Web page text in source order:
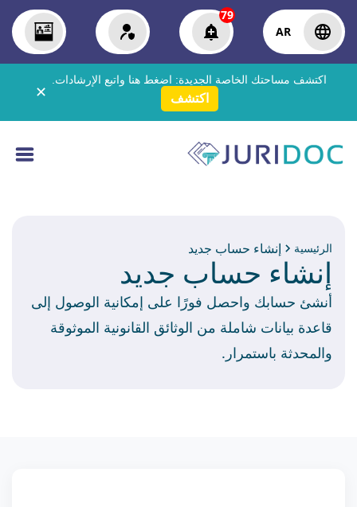
AR
79
اكتشف مساحتك الخاصة الجديدة: اضغط هنا واتبع الإرشادات.
اكتشف ✕
الرئيسية إنشاء حساب جديد
إنشاء حساب جديد
أنشئ حسابك واحصل فورًا على إمكانية الوصول إلى
قاعدة بيانات شاملة من الوثائق القانونية الموثوقة
والمحدثة باستمرار.